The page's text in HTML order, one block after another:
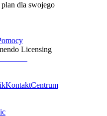
dla swojego
Licensing
KontaktCentrum